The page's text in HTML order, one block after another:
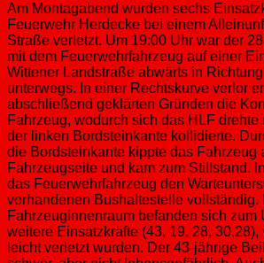
Am Montagabend wurden sechs
Feuerwehr Herdecke bei einem
Straße verletzt. Um 19:00 Uhr war der
mit dem Feuerwehrfahrzeug auf einer
Wittener Landstraße abwärts in
unterwegs. In einer Rechtskurve verlor
abschließend geklärten Gründen die
Fahrzeug, wodurch sich das HLF
der linken Bordsteinkante kollidierte.
die Bordsteinkante kippte das Fahrzeug
Fahrzeugseite und kam zum Stillstand.
das Feuerwehrfahrzeug den
vorhandenen Bushaltestelle vollständig.
Fahrzeuginnenraum befanden sich zum
weitere Einsatzkräfte (43, 19, 28, 30,28),
leicht verletzt wurden. Der 43-jährige